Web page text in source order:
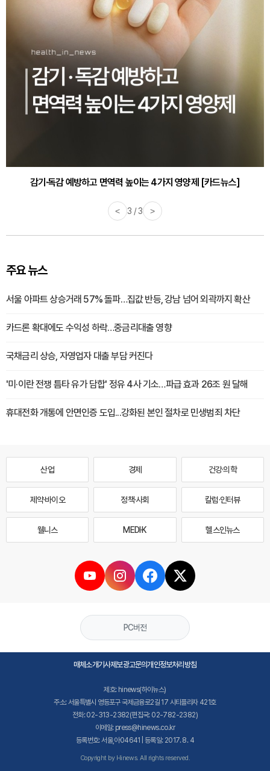
감기·독감 예방하고 면역력 높이는 4가지 영양제 [카드뉴스]
< 3 / 3 >
주요 뉴스
서울 아파트 상승거래 57% 돌파…집값 반등, 강남 넘어 외곽까지 확산
카드론 확대에도 수익성 하락…중금리대출 영향
국채금리 상승, 자영업자 대출 부담 커진다
'미·이란 전쟁 틈타 유가 담합' 정유 4사 기소…파급 효과 26조 원 달해
휴대전화 개통에 안면인증 도입...강화된 본인 절차로 민생범죄 차단
산업 경제 건강·의학
제약·바이오 정책·사회 칼럼·인터뷰
웰니스 MEDI·K 헬스인뉴스
PC버전
매체소개기사제보광고문의개인정보처리방침
제호: hinews(하이뉴스)
주소: 서울특별시 영등포구 국제금융로2길 17 시티플라자 421호
전화: 02-313-2382(편집국: 02-782-2382)
이메일: press@hinews.co.kr
등록번호: 서울,아04641 | 등록일: 2017. 8. 4
Copyright by Hinews. All rights reserved.